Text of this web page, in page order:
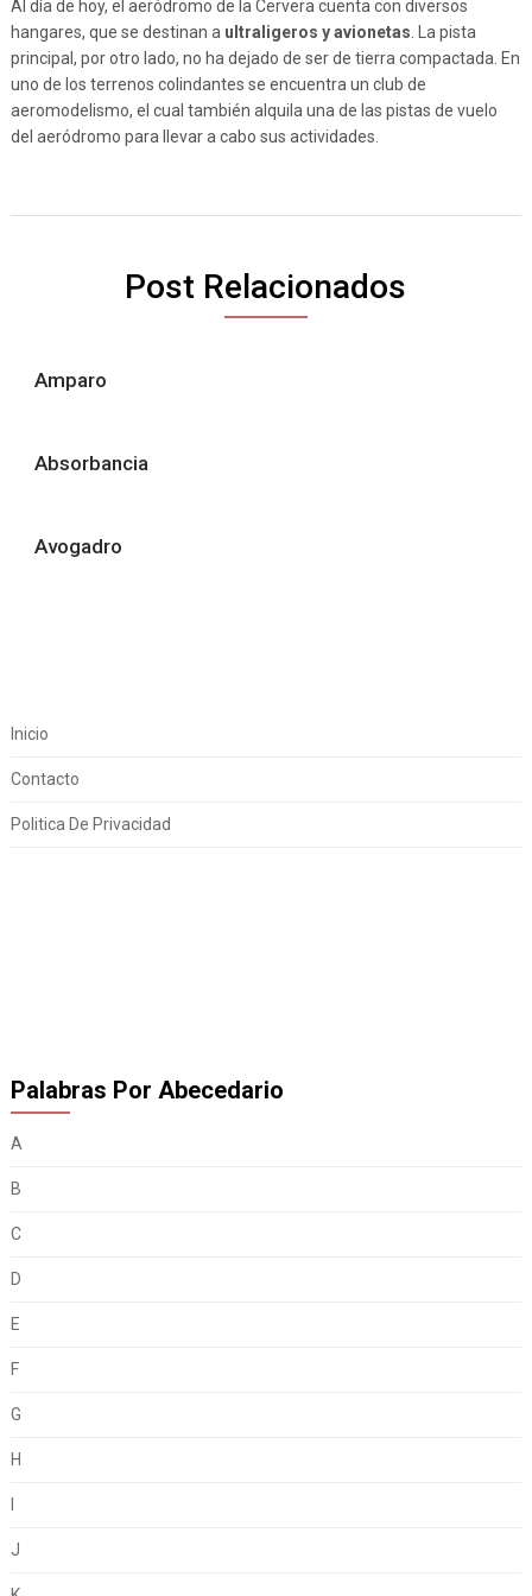
Al día de hoy, el aeródromo de la Cervera cuenta con diversos
hangares, que se destinan a ultraligeros y avionetas . La pista
principal, por otro lado, no ha dejado de ser de tierra compactada. En
uno de los terrenos colindantes se encuentra un club de
aeromodelismo, el cual también alquila una de las pistas de vuelo
del aeródromo para llevar a cabo sus actividades.
Post Relacionados
Amparo
Absorbancia
Avogadro
Inicio
Contacto
Politica De Privacidad
Palabras Por Abecedario
A
B
C
D
E
F
G
H
J